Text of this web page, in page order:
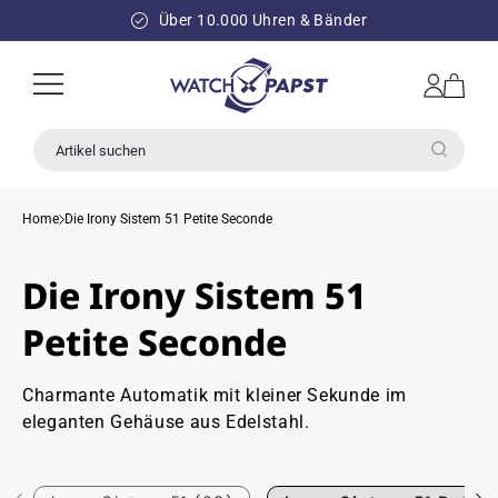
INHALT
Über 10.000 Uhren & Bänder
Einloggen
Warenkorb
Artikel suchen
Home Die Irony Sistem 51 Petite Seconde
Die Irony Sistem 51
Petite Seconde
Charmante Automatik mit kleiner Sekunde im
eleganten Gehäuse aus Edelstahl.